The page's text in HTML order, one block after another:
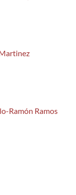
Ramón Ramos